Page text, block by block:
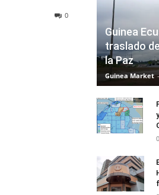
0
Guinea
traslado
la Paz
Guinea Market -